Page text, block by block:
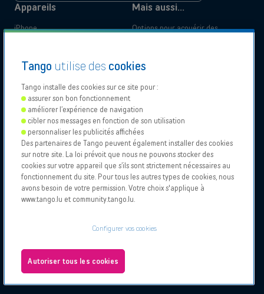
Particulier Business
Bizzcorner
Testez votre éligibilité
Appareils
iPhone
Mais aussi...
Options pour acquérir des
mobiles
Tango Privilege Programme
Documentation legale
Déclarations d'accessibilité
Our
Partners
Proximus
Proximus
NXT
Vodafone
Tango 2026, Tous droits reservés.
Conditions générales et particulières
Mentions légales et Politique de cookies
Jobs
Tango utilise des cookies
Tango installe des cookies sur ce site pour :
assurer son bon fonctionnement
améliorer l’expérience de navigation
cibler nos messages en fonction de son utilisation
personnaliser les publicités affichées
Des partenaires de Tango peuvent également installer des cookies
sur notre site. La loi prévoit que nous ne pouvons stocker des
cookies sur votre appareil que s’ils sont strictement nécessaires au
fonctionnement du site. Pour tous les autres types de cookies, nous
avons besoin de votre permission. Votre choix s'applique à
www.tango.lu et community.tango.lu.
Configurer vos cookies
Autoriser tous les cookies